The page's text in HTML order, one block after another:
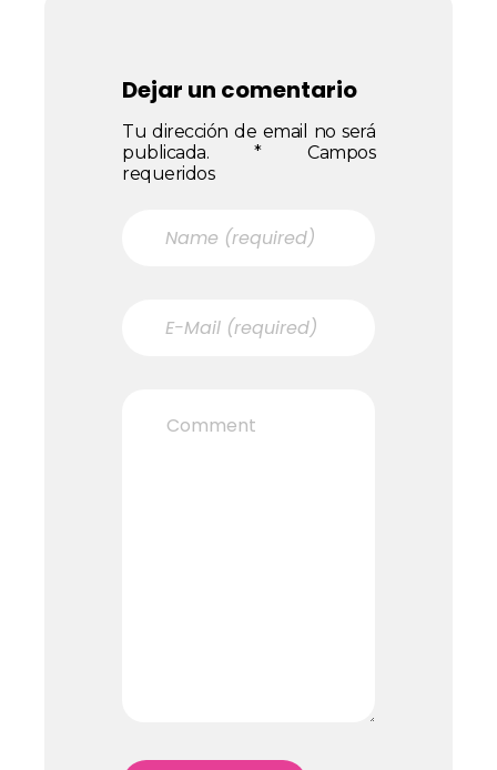
Dejar un comentario
Tu dirección de email no será
publicada. * Campos
requeridos